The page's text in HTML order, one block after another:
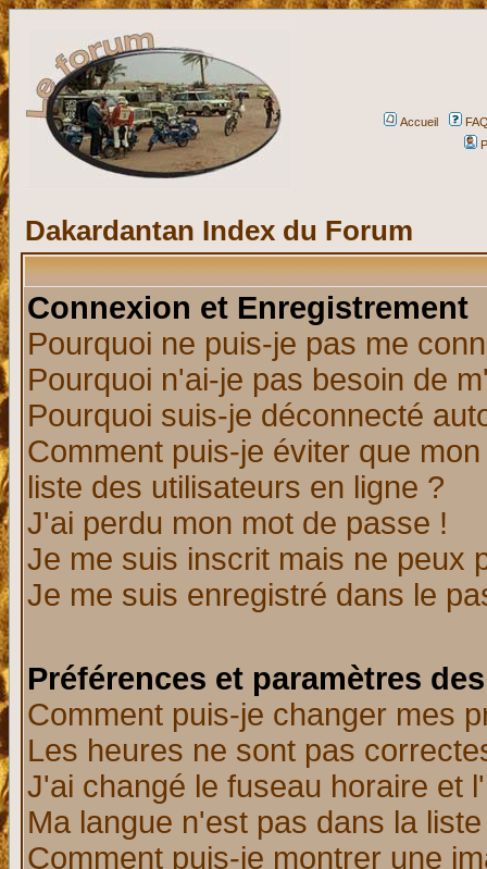
Accueil
Dakardantan Index du Forum
Connexion et Enregistrement
Pourquoi ne puis-je pas me
Pourquoi n'ai-je pas besoin de
Pourquoi suis-je déconnecté
Comment puis-je éviter que
liste des utilisateurs en ligne ?
J'ai perdu mon mot de passe !
Je me suis inscrit mais ne peux
Je me suis enregistré dans le
Préférences et paramètres
Comment puis-je changer mes
Les heures ne sont pas
J'ai changé le fuseau horaire et
Ma langue n'est pas dans la
Comment puis-je montrer une